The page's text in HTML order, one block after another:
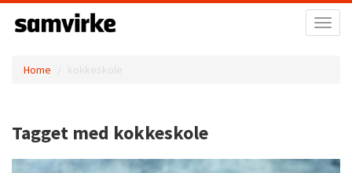
Home kokkeskole
Tagget med kokkeskole